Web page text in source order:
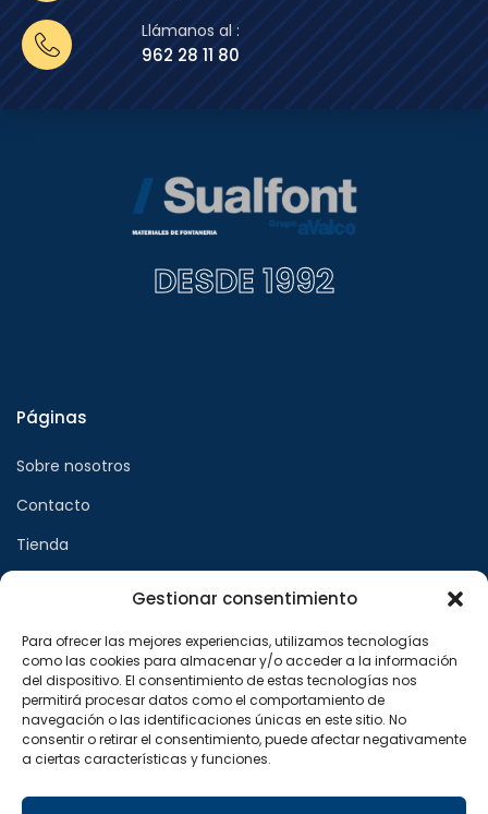
Gestionar consentimiento
Para ofrecer las mejores experiencias, utilizamos tecnologías
como las cookies para almacenar y/o acceder a la información
del dispositivo. El consentimiento de estas tecnologías nos
permitirá procesar datos como el comportamiento de
navegación o las identificaciones únicas en este sitio. No
consentir o retirar el consentimiento, puede afectar negativamente
a ciertas características y funciones.
Llámanos al :
962 28 11 80
DESDE 1992
Páginas
Sobre nosotros
Contacto
Tienda
Aviso legal
Política de privacidad
Política de cookies
Síguenos en